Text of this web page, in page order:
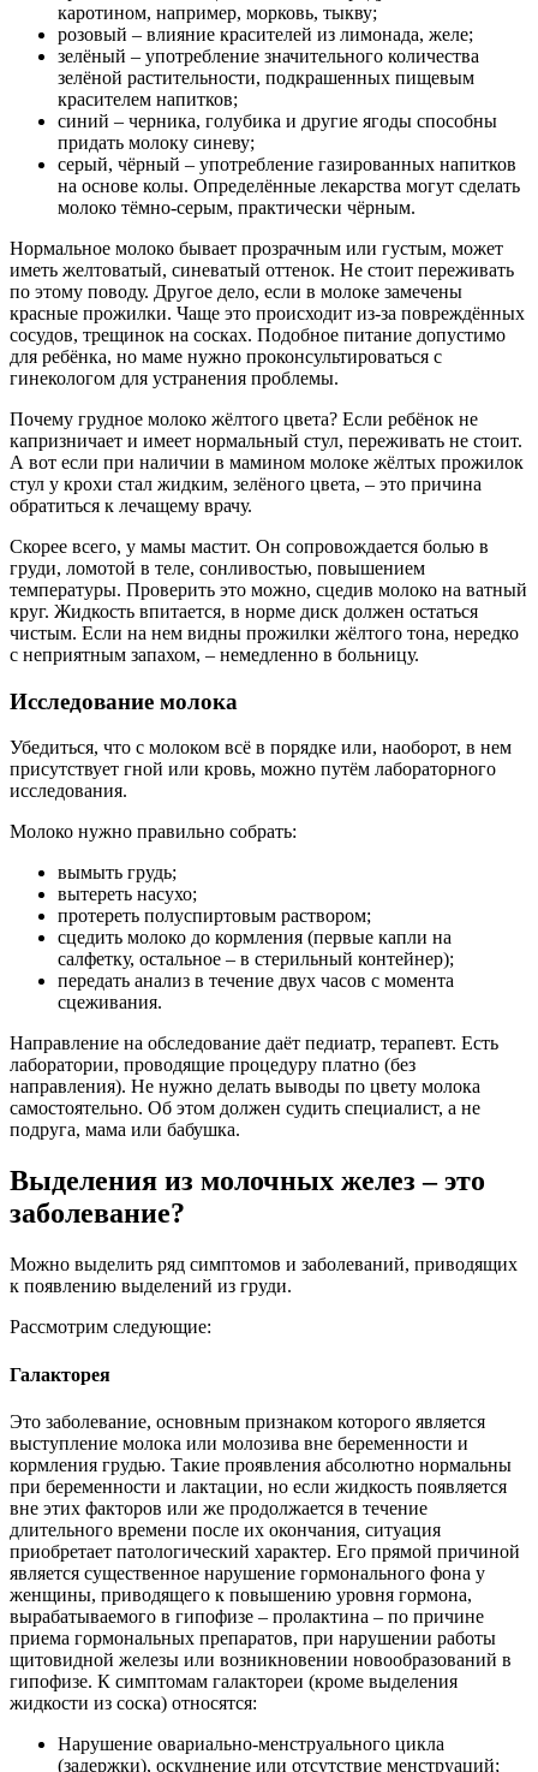
каротином, например, морковь, тыкву;
розовый – влияние красителей из лимонада, желе;
зелёный – употребление значительного количества
зелёной растительности, подкрашенных пищевым
красителем напитков;
синий – черника, голубика и другие ягоды способны
придать молоку синеву;
серый, чёрный – употребление газированных напитков
на основе колы. Определённые лекарства могут сделать
молоко тёмно-серым, практически чёрным.
Нормальное молоко бывает прозрачным или густым, может
иметь желтоватый, синеватый оттенок. Не стоит переживать
по этому поводу. Другое дело, если в молоке замечены
красные прожилки. Чаще это происходит из-за повреждённых
сосудов, трещинок на сосках. Подобное питание допустимо
для ребёнка, но маме нужно проконсультироваться с
гинекологом для устранения проблемы.
Почему грудное молоко жёлтого цвета? Если ребёнок не
капризничает и имеет нормальный стул, переживать не стоит.
А вот если при наличии в мамином молоке жёлтых прожилок
стул у крохи стал жидким, зелёного цвета, – это причина
обратиться к лечащему врачу.
Скорее всего, у мамы мастит. Он сопровождается болью в
груди, ломотой в теле, сонливостью, повышением
температуры. Проверить это можно, сцедив молоко на ватный
круг. Жидкость впитается, в норме диск должен остаться
чистым. Если на нем видны прожилки жёлтого тона, нередко
с неприятным запахом, – немедленно в больницу.
Исследование молока
Убедиться, что с молоком всё в порядке или, наоборот, в нем
присутствует гной или кровь, можно путём лабораторного
исследования.
Молоко нужно правильно собрать:
вымыть грудь;
вытереть насухо;
протереть полуспиртовым раствором;
сцедить молоко до кормления (первые капли на
салфетку, остальное – в стерильный контейнер);
передать анализ в течение двух часов с момента
сцеживания.
Направление на обследование даёт педиатр, терапевт. Есть
лаборатории, проводящие процедуру платно (без
направления). Не нужно делать выводы по цвету молока
самостоятельно. Об этом должен судить специалист, а не
подруга, мама или бабушка.
Выделения из молочных желез – это
заболевание?
Можно выделить ряд симптомов и заболеваний, приводящих
к появлению выделений из груди.
Рассмотрим следующие:
Галакторея
Это заболевание, основным признаком которого является
выступление молока или молозива вне беременности и
кормления грудью. Такие проявления абсолютно нормальны
при беременности и лактации, но если жидкость появляется
вне этих факторов или же продолжается в течение
длительного времени после их окончания, ситуация
приобретает патологический характер. Его прямой причиной
является существенное нарушение гормонального фона у
женщины, приводящего к повышению уровня гормона,
вырабатываемого в гипофизе – пролактина – по причине
приема гормональных препаратов, при нарушении работы
щитовидной железы или возникновении новообразований в
гипофизе. К симптомам галактореи (кроме выделения
жидкости из соска) относятся:
Нарушение овариально-менструального цикла
(задержки), оскуднение или отсутствие менструаций;